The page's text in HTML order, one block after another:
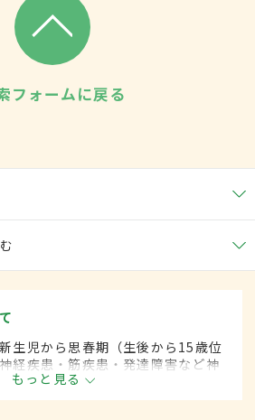
フォームに戻る
生児から思春期（生後から15歳位
経疾患・筋疾患・発達障害など神
扱う内科の一領域です。平成20年
小児神経科と呼ばれていました。
もっと見る